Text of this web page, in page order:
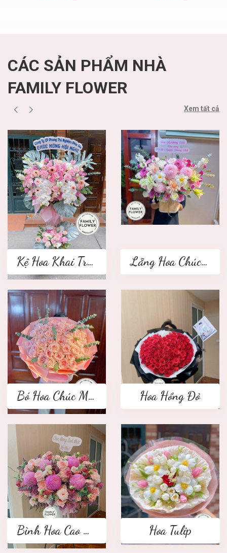
CÁC SẢN PHẨM NHÀ
FAMILY FLOWER
Xem tất cả
Kệ Hoa Khai Trương 2 tầng Lẵng Hoa Chúc Mừng
Bó Hoa Chúc Mừng Hoa Hồng Đỏ
Bình Hoa Cao Cấp Hoa Tulip